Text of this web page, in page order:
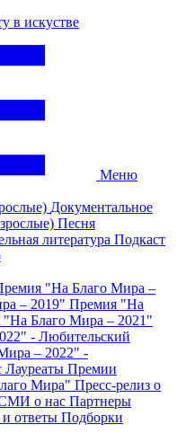
в искустве
Меню
Документальное
Песня
литература Подкаст
"На Благо Мира –
– 2019" Премия "На
Благо Мира – 2021"
- Любительский
– 2022" -
Лауреаты Премии
Мира" Пресс-релиз о
о нас Партнеры
ответы Подборки